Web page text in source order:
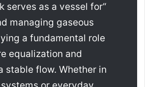
serves as a vessel for
managing gaseous
a fundamental role
equalization and
stable flow. Whether in